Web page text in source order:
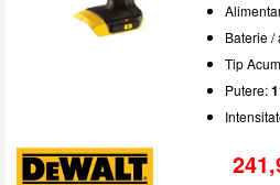
Baterie /
Tip
Putere: